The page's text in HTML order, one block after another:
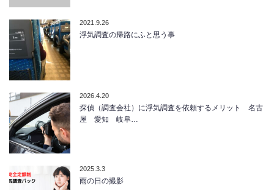
2021.9.26
浮気調査の帰路にふと思う事
2026.4.20
探偵（調査会社）に浮気調査を依頼するメリット 名古
屋 愛知 岐阜…
2025.3.3
雨の日の撮影